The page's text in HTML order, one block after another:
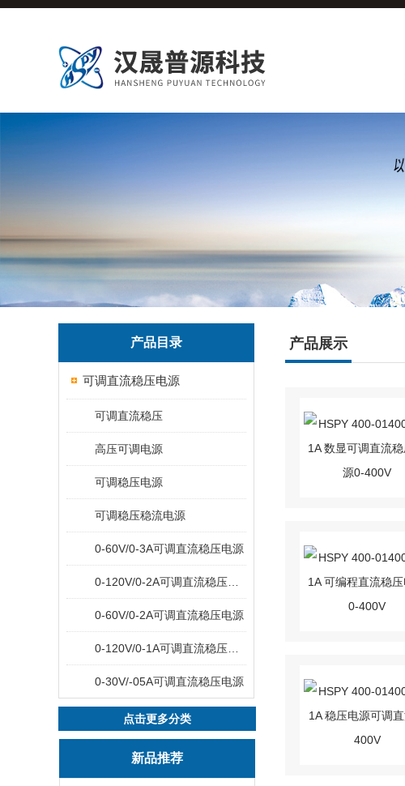
产品目录
可调直流稳压电源
可调直流稳压
高压可调电源
可调稳压电源
可调稳压稳流电源
0-60V/0-3A可调直流稳压电源
0-60V/0-2A可调直流稳压电源
0-30V/-05A可调直流稳压电源
点击更多分类
新品推荐
产品展示